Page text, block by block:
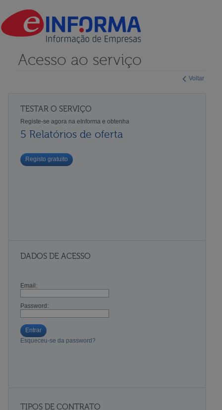
Voltar
Acesso ao serviço
TESTAR O SERVIÇO
Registe-se agora na eInforma e obtenha
5 Relatórios de oferta
Registo gratuito
DADOS DE ACESSO
Email:
Password:
Entrar
Esqueceu-se da password?
TIPOS DE CONTRATO